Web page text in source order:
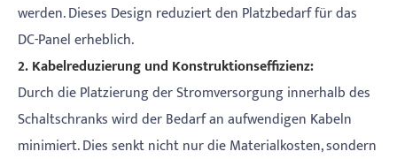
werden. Dieses Design reduziert den Platzbedarf für das
DC-Panel erheblich.
2. Kabelreduzierung und Konstruktionseffizienz:
Durch die Platzierung der Stromversorgung innerhalb des
Schaltschranks wird der Bedarf an aufwendigen Kabeln
minimiert. Dies senkt nicht nur die Materialkosten, sondern